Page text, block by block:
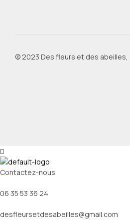
© 2023 Des fleurs et des
Contactez-nous
06 35 53 36 24
desfleursetdesabeilles@gmail.com